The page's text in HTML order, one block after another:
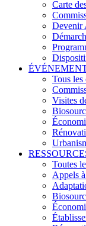
Carte
Devenir
Tous les
Visites
Toutes
Appels